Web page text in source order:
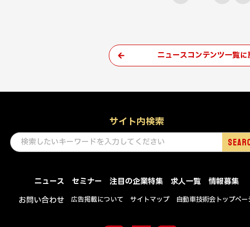
ニュースコンテンツ一覧に
サイト内検索
ニュース セミナー 注目の企業特集 求人一覧
情報募集
お問い合わせ
広告掲載について サイトマップ 自動車技術会トップペー